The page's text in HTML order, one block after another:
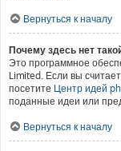
Вернуться к началу
Почему здесь нет
Это программное
Limited. Если вы
посетите Центр идей
поданные идеи или
Вернуться к началу